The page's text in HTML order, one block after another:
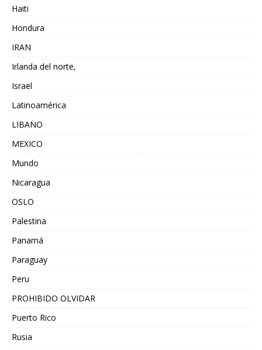
Haiti
Hondura
IRAN
Irlanda del norte,
Israel
Latinoamérica
LIBANO
MEXICO
Mundo
Nicaragua
OSLO
Palestina
Panamá
Paraguay
Peru
PROHIBIDO OLVIDAR
Puerto Rico
Rusia